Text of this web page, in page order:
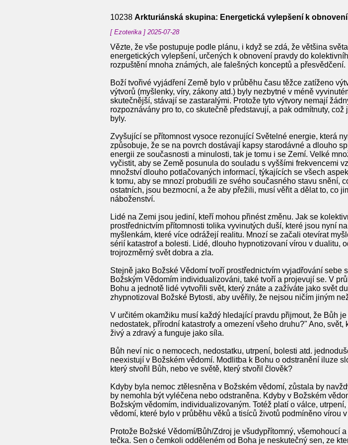
10238 Arkturiánská skupina: Energetická vylepšení k
[ Ezoterika ] 2025-07-28
Vězte, že vše postupuje podle plánu, i když se zdá, že většina
energetických vylepšení, určených k obnovení pravdy do
rozpuštění mnoha známých, ale falešných konceptů a přesvědčení.
Boží tvořivé vyjádření Země bylo v průběhu času těžce zatíženo
výtvorů (myšlenky, víry, zákony atd.) byly nezbytné v méně
skutečnější, stávají se zastaralými. Protože tyto výtvory nemají
rozpoznávány pro to, co skutečně představují, a pak odmítnuty,
byly.
Zvyšující se přítomnost vysoce rezonující Světelné energie, která
způsobuje, že se na povrch dostávají kapsy starodávné a dlouho
energii ze současnosti a minulosti, tak je tomu i se Zemí. Velké
vyčistit, aby se Země posunula do souladu s vyššími frekvencemi
množství dlouho potlačovaných informací, týkajících se všech
k tomu, aby se mnozí probudili ze svého současného stavu snění,
ostatních, jsou bezmocní, a že aby přežili, musí věřit a dělat to, co
náboženství.
Lidé na Zemi jsou jediní, kteří mohou přinést změnu. Jak se
prostřednictvím přítomnosti tolika vyvinutých duší, které jsou nyní
myšlenkám, které více odrážejí realitu. Mnozí se začali otevírat
sérií katastrof a bolesti. Lidé, dlouho hypnotizovaní vírou v dualitu,
trojrozměrný svět dobra a zla.
Stejně jako Božské Vědomí tvoří prostřednictvím vyjadřování sebe
Božským Vědomím individualizováni, také tvoří a projevují se. V
Bohu a jednotě lidé vytvořili svět, který znáte a zažíváte jako svět
zhypnotizoval Božské Bytosti, aby uvěřily, že nejsou ničím jiným
V určitém okamžiku musí každý hledající pravdu přijmout, že Bůh
nedostatek, přírodní katastrofy a omezení všeho druhu?" Ano,
živý a zdravý a funguje jako síla.
Bůh neví nic o nemocech, nedostatku, utrpení, bolesti atd.
neexistují v Božském vědomí. Modlitba k Bohu o odstranění iluze
který stvořil Bůh, nebo ve světě, který stvořil člověk?
Kdyby byla nemoc ztělesněna v Božském vědomí, zůstala by
by nemohla být vyléčena nebo odstraněna. Kdyby v Božském
Božským vědomím, individualizovaným. Totéž platí o válce,
vědomí, které bylo v průběhu věků a tisíců životů podmíněno vírou
Protože Božské Vědomí/Bůh/Zdroj je všudypřítomný, všemohoucí
tečka. Sen o čemkoli odděleném od Boha je neskutečný sen, ze